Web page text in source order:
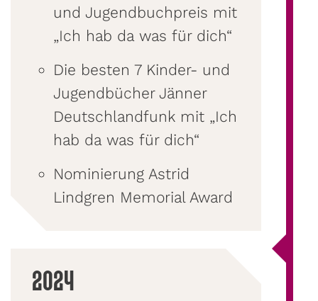
und Jugendbuchpreis mit
„Ich hab da was für dich“
Die besten 7 Kinder- und
Jugendbücher Jänner
Deutschlandfunk mit „Ich
hab da was für dich“
Nominierung Astrid
Lindgren Memorial Award
2024